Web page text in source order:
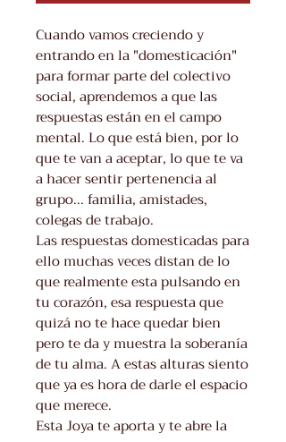
Cuando vamos creciendo y
entrando en la "domesticación"
para formar parte del colectivo
social, aprendemos a que las
respuestas están en el campo
mental. Lo que está bien, por lo
que te van a aceptar, lo que te va
a hacer sentir pertenencia al
grupo... familia, amistades,
colegas de trabajo.
Las respuestas domesticadas para
ello muchas veces distan de lo
que realmente esta pulsando en
tu corazón, esa respuesta que
quizá no te hace quedar bien
pero te da y muestra la soberanía
de tu alma. A estas alturas siento
que ya es hora de darle el espacio
que merece.
Esta Joya te aporta y te abre la